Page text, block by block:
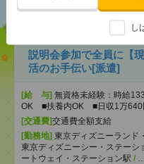
し
説明会参加で全員に【
活のお手伝い[派遣]
[給 与] 無資格未経験：時給
OK ■扶養内OK ■日収1万640
[交通費]交通費全額支給
[勤務地] 東京ディズニーランド
東京ディズニーシー・ステーシ
ートウェイ・ステーション駅 /